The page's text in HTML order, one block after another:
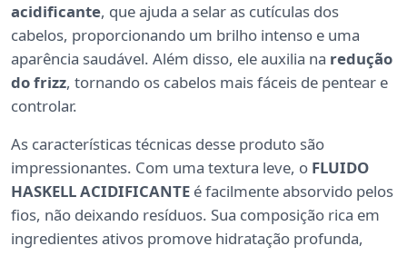
acidificante, que ajuda a selar as cutículas dos
cabelos, proporcionando um brilho intenso e uma
aparência saudável. Além disso, ele auxilia na redução
do frizz, tornando os cabelos mais fáceis de pentear e
controlar.
As características técnicas desse produto são
impressionantes. Com uma textura leve, o FLUIDO
HASKELL ACIDIFICANTE é facilmente absorvido pelos
fios, não deixando resíduos. Sua composição rica em
ingredientes ativos promove hidratação profunda,